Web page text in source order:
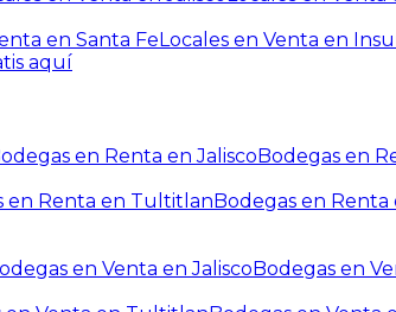
en Santa FeLocales en Venta en
aquí
en Renta en JaliscoBodegas en
en Renta en TultitlanBodegas en
en Venta en JaliscoBodegas en